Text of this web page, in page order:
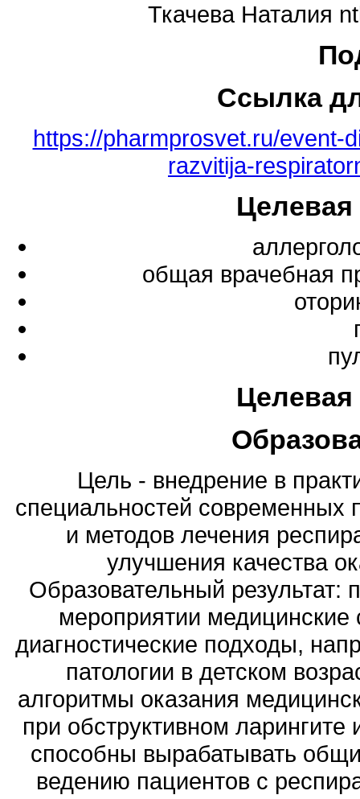
Ткачева Наталия
Ссылка
https://pharmprosvet.ru/event-
razvitija-
общая врачебная
Цель - внедрение в
специальностей современных
и методов лечения
улучшения качества
Образовательный результат:
мероприятии медицинские
диагностические подходы,
патологии в детском
алгоритмы оказания
при обструктивном
способны вырабатывать
ведению пациентов с